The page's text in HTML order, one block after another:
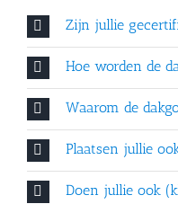
Zijn jullie
Hoe worden de
Waarom de
Plaatsen jullie
Doen jullie ook